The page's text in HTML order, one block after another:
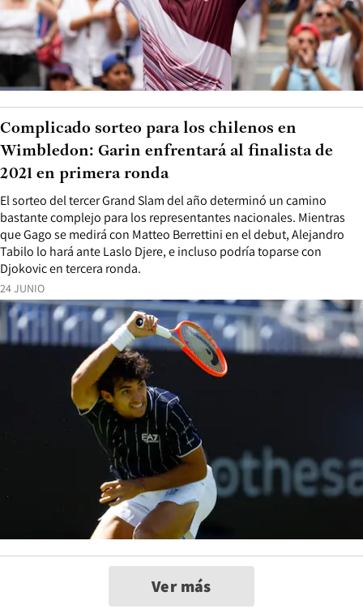
24 JUNIO
El sorteo del tercer Grand Slam del año determinó un camino
bastante complejo para los representantes nacionales. Mientras
que Gago se medirá con Matteo Berrettini en el debut, Alejandro
Tabilo lo hará ante Laslo Djere, e incluso podría toparse con
Djokovic en tercera ronda.
Complicado sorteo para los chilenos en
Wimbledon: Garin enfrentará al finalista de
2021 en primera ronda
Ver más